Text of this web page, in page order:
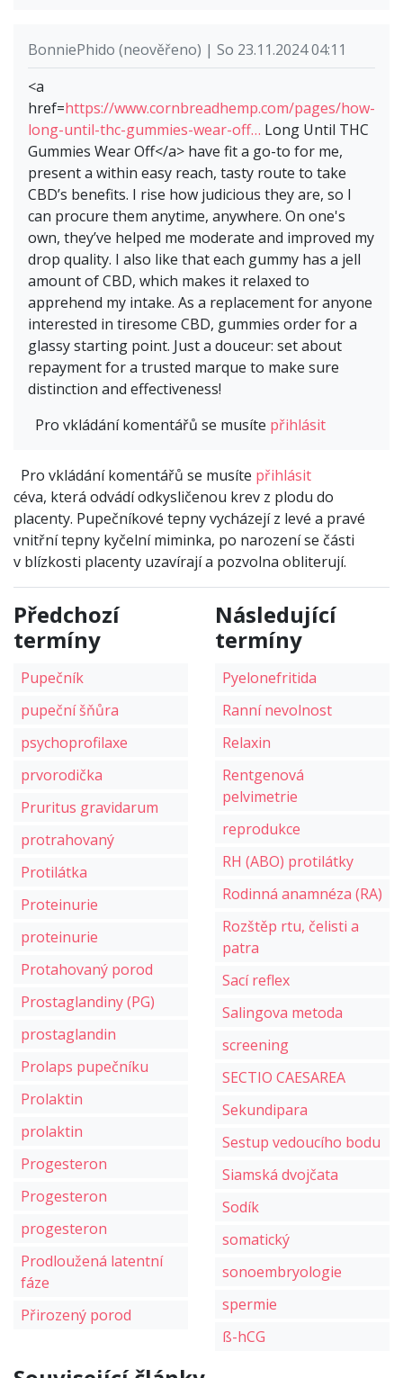
BonniePhido (neověřeno) | So 23.11.2024 04:11
<a
href=https://www.cornbreadhemp.com/pages/how-
long-until-thc-gummies-wear-off… Long Until THC
Gummies Wear Off</a> have fit a go-to for me,
present a within easy reach, tasty route to take
CBD’s benefits. I rise how judicious they are, so I
can procure them anytime, anywhere. On one's
own, they’ve helped me moderate and improved my
drop quality. I also like that each gummy has a jell
amount of CBD, which makes it relaxed to
apprehend my intake. As a replacement for anyone
interested in tiresome CBD, gummies order for a
glassy starting point. Just a douceur: set about
repayment for a trusted marque to make sure
distinction and effectiveness!
Pro vkládání komentářů se musíte přihlásit
Pro vkládání komentářů se musíte přihlásit
céva, která odvádí odkysličenou krev z plodu do
placenty. Pupečníkové tepny vycházejí z levé a pravé
vnitřní tepny kyčelní miminka, po narození se části
v blízkosti placenty uzavírají a pozvolna obliterují.
Předchozí
termíny
Pupečník
pupeční šňůra
psychoprofilaxe
prvorodička
Pruritus gravidarum
protrahovaný
Protilátka
Proteinurie
proteinurie
Protahovaný porod
Prostaglandiny (PG)
prostaglandin
Prolaps pupečníku
Prolaktin
prolaktin
Progesteron
Progesteron
progesteron
Prodloužená latentní
fáze
Přirozený porod
Následující
termíny
Pyelonefritida
Ranní nevolnost
Relaxin
Rentgenová
pelvimetrie
reprodukce
RH (ABO) protilátky
Rodinná anamnéza (RA)
Rozštěp rtu, čelisti a
patra
Sací reflex
Salingova metoda
screening
SECTIO CAESAREA
Sekundipara
Sestup vedoucího bodu
Siamská dvojčata
Sodík
somatický
sonoembryologie
spermie
ß-hCG